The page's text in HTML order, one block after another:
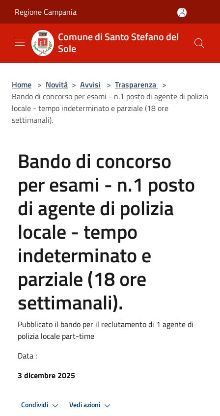
Regione Campania
Comune di Santo Stefano del
Sole
Home > Novità > Avvisi > Trasparenza >
Bando di concorso per esami - n.1 posto di agente di polizia
locale - tempo indeterminato e parziale (18 ore
settimanali).
Bando di concorso
per esami - n.1 posto
di agente di polizia
locale - tempo
indeterminato e
parziale (18 ore
settimanali).
Pubblicato il bando per il reclutamento di 1 agente di
polizia locale part-time
Data :
3 dicembre 2025
Condividi Vedi azioni